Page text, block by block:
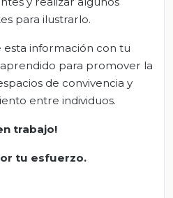
para ilustrarlo.
información con tu
para promover la
de convivencia y
entre individuos.
trabajo!
tu esfuerzo.